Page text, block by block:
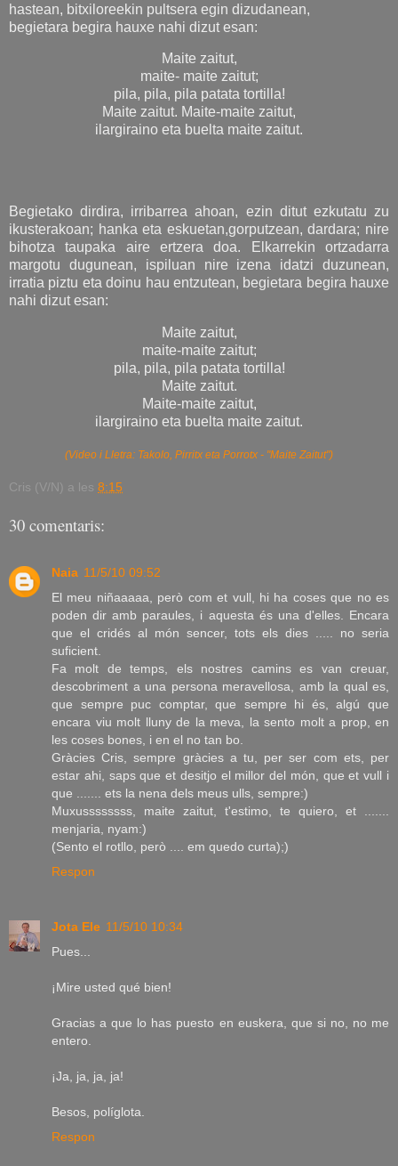
hastean, bitxiloreekin pultsera egin dizudanean,
begietara begira hauxe nahi dizut esan:
Maite zaitut,
maite- maite zaitut;
pila, pila, pila patata tortilla!
Maite zaitut. Maite-maite zaitut,
ilargiraino eta buelta maite zaitut.
Begietako dirdira, irribarrea ahoan, ezin ditut ezkutatu zu
ikusterakoan; hanka eta eskuetan,gorputzean, dardara; nire
bihotza taupaka aire ertzera doa. Elkarrekin ortzadarra
margotu dugunean, ispiluan nire izena idatzi duzunean,
irratia piztu eta doinu hau entzutean, begietara begira hauxe
nahi dizut esan:
Maite zaitut,
maite-maite zaitut;
pila, pila, pila patata tortilla!
Maite zaitut.
Maite-maite zaitut,
ilargiraino eta buelta maite zaitut.
(Video i Lletra: Takolo, Pirritx eta Porrotx - "Maite Zaitut")
Cris (V/N) a les 8:15
30 comentaris:
Naia 11/5/10 09:52
El meu niñaaaaa, però com et vull, hi ha coses que no es
poden dir amb paraules, i aquesta és una d'elles. Encara
que el cridés al món sencer, tots els dies ..... no seria
suficient.
Fa molt de temps, els nostres camins es van creuar,
descobriment a una persona meravellosa, amb la qual es,
que sempre puc comptar, que sempre hi és, algú que
encara viu molt lluny de la meva, la sento molt a prop, en
les coses bones, i en el no tan bo.
Gràcies Cris, sempre gràcies a tu, per ser com ets, per
estar ahi, saps que et desitjo el millor del món, que et vull i
que ....... ets la nena dels meus ulls, sempre:)
Muxussssssss, maite zaitut, t'estimo, te quiero, et .......
menjaria, nyam:)
(Sento el rotllo, però .... em quedo curta);)
Respon
Jota Ele 11/5/10 10:34
Pues...
¡Mire usted qué bien!
Gracias a que lo has puesto en euskera, que si no, no me
entero.
¡Ja, ja, ja, ja!
Besos, políglota.
Respon